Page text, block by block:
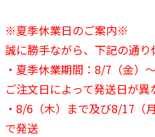
※夏季休業日のご案内※
誠に勝手ながら、下記の通り
・夏季休業期間：8/7（金）
ご注文日によって発送日が異
・8/6（木）まで及び8/17（
で発送